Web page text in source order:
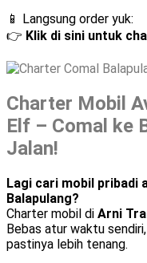
📱 Langsung order yuk:
👉 Klik di sini untuk
Charter Mobil
Elf – Comal ke
Jalan!
Lagi cari mobil pribadi
Balapulang?
Charter mobil di Arni
Bebas atur waktu
pastinya lebih tenang.